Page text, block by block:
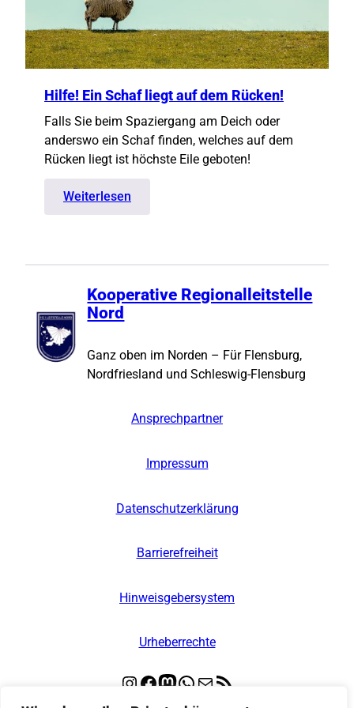
Hilfe! Ein Schaf liegt auf dem Rücken!
Falls Sie beim Spaziergang am Deich oder
anderswo ein Schaf finden, welches auf dem
Rücken liegt ist höchste Eile geboten!
Weiterlesen
Hilfe!
auf
Kooperative Regionalleitstelle
Nord
Ganz oben im Norden – Für Flensburg,
Nordfriesland und Schleswig-Flensburg
Ansprechpartner
Impressum
Datenschutzerklärung
Barrierefreiheit
Hinweisgebersystem
Urheberrechte
Instagram
Facebook
Mastodon
WhatsApp
E-MailRSS-Feed